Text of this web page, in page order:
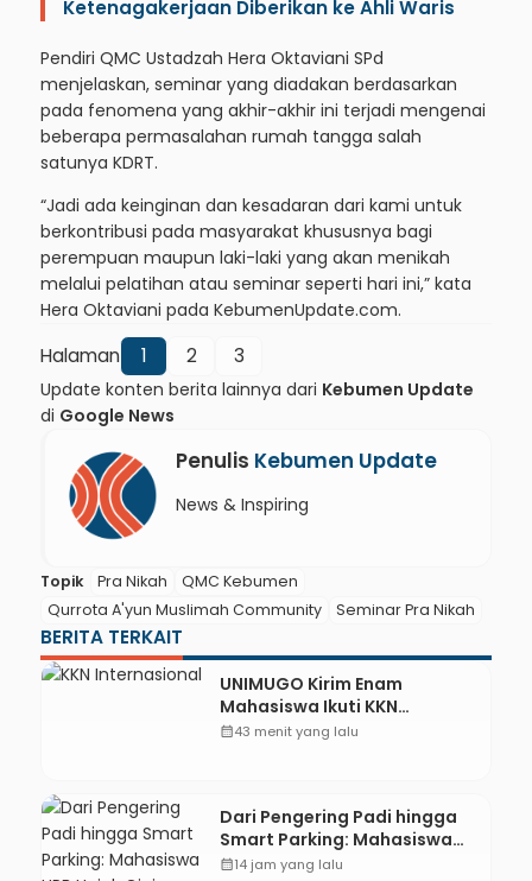
Ketenagakerjaan Diberikan ke Ahli Waris
Pendiri QMC Ustadzah Hera Oktaviani SPd
menjelaskan, seminar yang diadakan berdasarkan
pada fenomena yang akhir-akhir ini terjadi mengenai
beberapa permasalahan rumah tangga salah
satunya KDRT.
“Jadi ada keinginan dan kesadaran dari kami untuk
berkontribusi pada masyarakat khususnya bagi
perempuan maupun laki-laki yang akan menikah
melalui pelatihan atau seminar seperti hari ini,” kata
Hera Oktaviani pada KebumenUpdate.com.
Halaman 1 2 3
Update konten berita lainnya dari Kebumen Update
di Google News
Penulis Kebumen Update
News & Inspiring
Topik Pra Nikah
QMC Kebumen
Qurrota A'yun Muslimah Community
Seminar Pra Nikah
BERITA TERKAIT
UNIMUGO Kirim Enam
Mahasiswa Ikuti KKN
Internasional 2026 di ASEAN
calendar_month43 menit yang lalu
Dari Pengering Padi hingga
Smart Parking: Mahasiswa
UPB Unjuk Gigi Lewat
calendar_month14 jam yang lalu